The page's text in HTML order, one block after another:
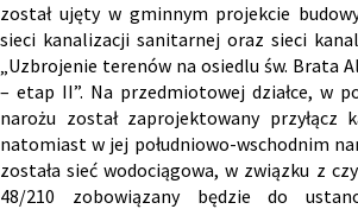
został ujęty w gminnym projekcie
sieci kanalizacji sanitarnej oraz sieci
„Uzbrojenie terenów na osiedlu św. Brata
– etap II”. Na przedmiotowej działce, w
narożu został zaprojektowany przyłącz
natomiast w jej południowo-wschodnim
została sieć wodociągowa, w związku z
48/210 zobowiązany będzie do